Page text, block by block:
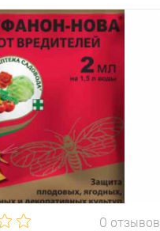
0 отзывов